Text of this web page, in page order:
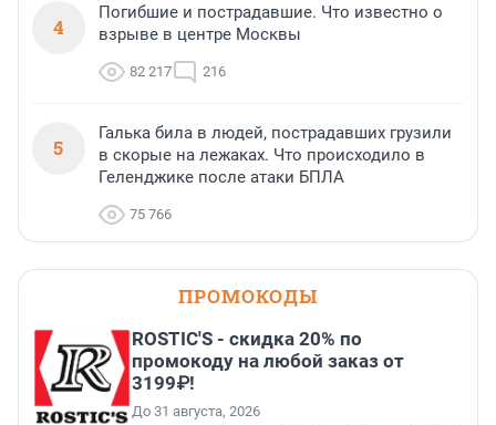
4
Погибшие и пострадавшие. Что известно о
взрыве в центре Москвы
82 217 216
5
Галька била в людей, пострадавших грузили
в скорые на лежаках. Что происходило в
Геленджике после атаки БПЛА
75 766
ПРОМОКОДЫ
ROSTIC'S - скидка 20% по
промокоду на любой заказ от
3199₽!
До 31 августа, 2026